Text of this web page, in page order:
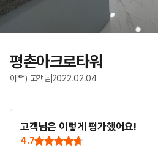
평촌아크로타워
이**) 고객님 2022.02.04
고객님은 이렇게 평가했어요!
4.7